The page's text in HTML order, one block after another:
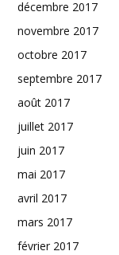
décembre 2017
novembre 2017
octobre 2017
septembre 2017
août 2017
juillet 2017
juin 2017
mai 2017
avril 2017
mars 2017
février 2017